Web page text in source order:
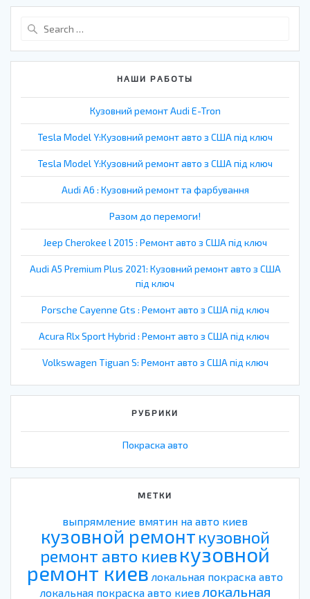
НАШИ РАБОТЫ
Кузовний ремонт Audi E-Tron
Tesla Model Y:Кузовний ремонт авто з США під ключ
Tesla Model Y:Кузовний ремонт авто з США під ключ
Audi A6 : Кузовний ремонт та фарбування
Разом до перемоги!
Jeep Cherokee l 2015 : Ремонт авто з США під ключ
Audi A5 Premium Plus 2021: Кузовний ремонт авто з США
під ключ
Porsche Cayenne Gts : Ремонт авто з США під ключ
Acura Rlx Sport Hybrid : Ремонт авто з США під ключ
Volkswagen Tiguan S: Ремонт авто з США під ключ
РУБРИКИ
Покраска авто
МЕТКИ
выпрямление вмятин на авто киев
кузовной ремонт кузовной
ремонт авто киев кузовной
ремонт киев локальная покраска авто
локальная покраска авто киев локальная